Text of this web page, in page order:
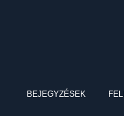
BEJEGYZÉSEK